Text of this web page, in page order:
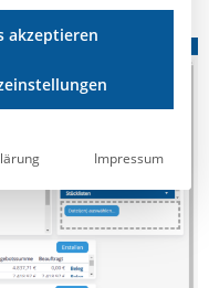
akzeptieren
Impressum